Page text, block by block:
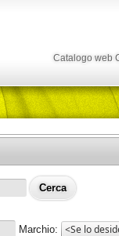
Catalogo web
Marchio: